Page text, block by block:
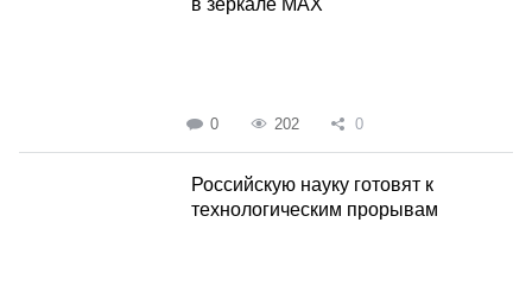
в зеркале MAX
0 202 0
Российскую науку готовят к
технологическим прорывам